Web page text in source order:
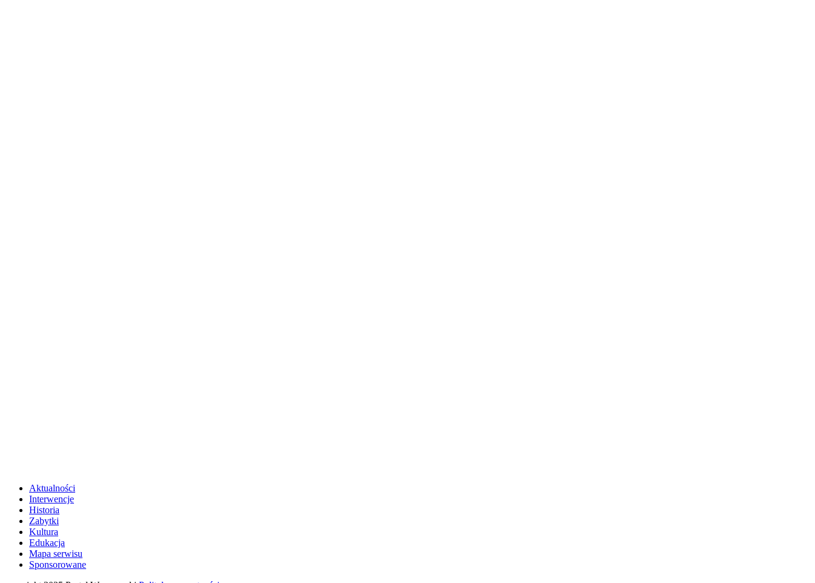
Aktualności
Interwencje
Historia
Zabytki
Kultura
Edukacja
Mapa serwisu
Sponsorowane